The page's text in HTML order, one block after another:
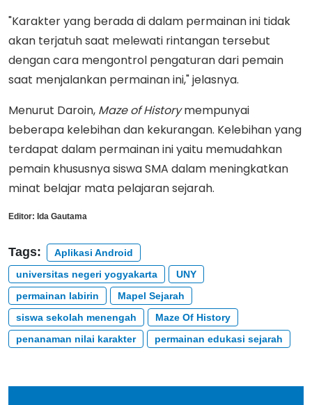
"Karakter yang berada di dalam permainan ini tidak
akan terjatuh saat melewati rintangan tersebut
dengan cara mengontrol pengaturan dari pemain
saat menjalankan permainan ini," jelasnya.
Menurut Daroin, Maze of Historymempunyai
beberapa kelebihan dan kekurangan. Kelebihan yang
terdapat dalam permainan ini yaitu memudahkan
pemain khususnya siswa SMA dalam meningkatkan
minat belajar mata pelajaran sejarah.
Editor: Ida Gautama
Tags:
Aplikasi Android
universitas negeri yogyakarta
UNY
permainan labirin
Mapel Sejarah
siswa sekolah menengah
Maze Of History
penanaman nilai karakter
permainan edukasi sejarah